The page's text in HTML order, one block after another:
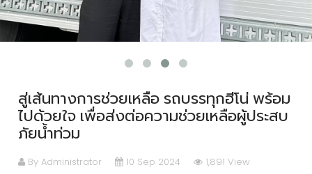
สู่เส้นทางการช่วยเหลือ รถบรรทุกฮีโน่ พร้อม
ไปด้วยใจ เพื่อส่งต่อความช่วยเหลือผู้ประสบ
ภัยน้ำท่วม
By Administrator 10 Sep 2024 1,891 View